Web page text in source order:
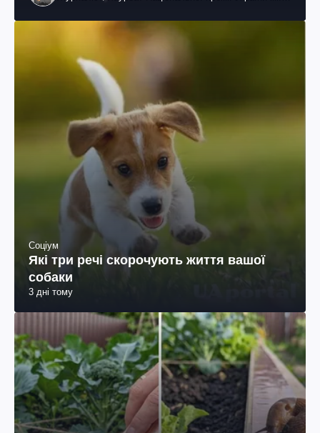
Соціум
Які три речі скорочують життя вашої
собаки
3 дні тому